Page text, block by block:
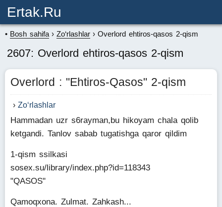
Ertak.ru
Bosh sahifa Zo‘rlashlar Overlord ehtiros-qasos 2-qism
2607: Overlord ehtiros-qasos 2-qism
Overlord : "Ehtiros-Qasos" 2-qism
Zo‘rlashlar
Hammadan uzr s6rayman,bu hikoyam chala qolib
ketgandi. Tanlov sabab tugatishga qaror qildim
1-qism ssilkasi
sosex.su/library/index.php?id=118343
"QASOS"
Qamoqxona. Zulmat. Zahkash...